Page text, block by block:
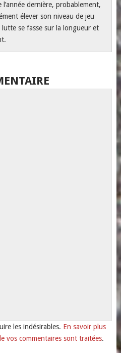
dernière, probablement,
élever son niveau de jeu
se fasse sur la longueur et
les indésirables. En savoir plus
vos commentaires sont traitées.